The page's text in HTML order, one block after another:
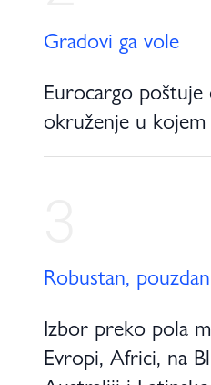
Gradovi ga vole
Eurocargo poštuje
okruženje u
Robustan,
Izbor preko pola
Evropi, Africi, na